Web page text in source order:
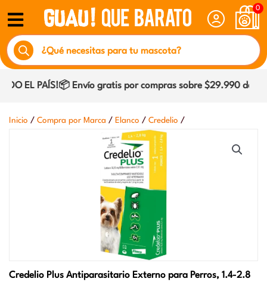
contenido
0
Búsqueda
de
productos
EL PAÍS!📦 Envío gratis por compras sobre $29.990 dentro
Inicio / Compra por Marca / Elanco / Credelio /
Credelio Plus Antiparasitario Externo para Perros, 1.4-2.8